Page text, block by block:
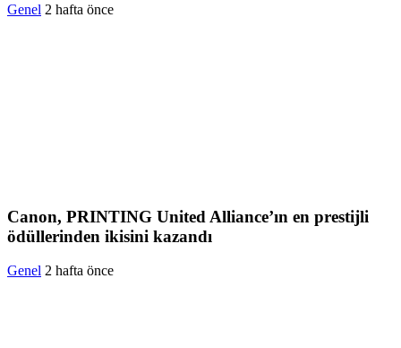
Genel 2 hafta önce
Canon, PRINTING United Alliance’ın en prestijli
ödüllerinden ikisini kazandı
Genel 2 hafta önce